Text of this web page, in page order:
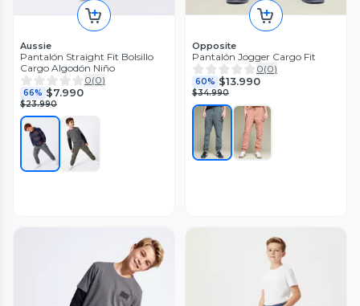
Aussie
Pantalón Straight Fit Bolsillo
Cargo Algodón Niño
0(0)
66% $7.990
$23.990
Opposite
Pantalón Jogger Cargo Fit
0(0)
60% $13.990
$34.990